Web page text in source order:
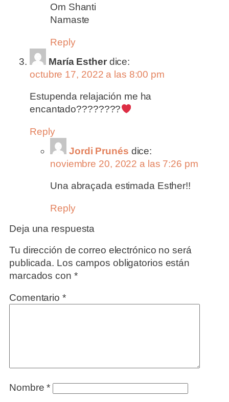
Om Shanti
Namaste
Reply
María Esther dice:
octubre 17, 2022 a las 8:00 pm
Estupenda relajación me ha
encantado????????
Reply
Jordi Prunés dice:
noviembre 20, 2022 a las 7:26 pm
Una abraçada estimada Esther!!
Reply
Deja una respuesta
Tu dirección de correo electrónico no será
publicada. Los campos obligatorios están
marcados con *
Comentario *
Nombre*